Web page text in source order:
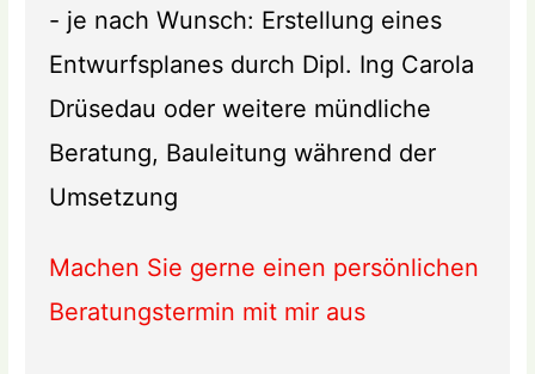
- je nach Wunsch: Erstellung eines
Entwurfsplanes durch Dipl. Ing Carola
Drüsedau oder weitere mündliche
Beratung, Bauleitung während der
Umsetzung
Machen Sie gerne einen persönlichen
Beratungstermin mit mir aus